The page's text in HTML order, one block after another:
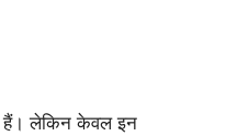
लेकिन केवल इन